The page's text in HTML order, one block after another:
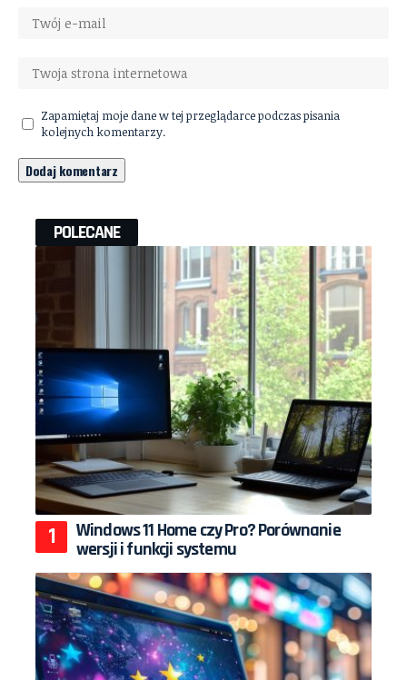
Zapamiętaj moje dane w tej przeglądarce podczas pisania
kolejnych komentarzy.
POLECANE
Windows 11 Home czy Pro? Porównanie
wersji i funkcji systemu